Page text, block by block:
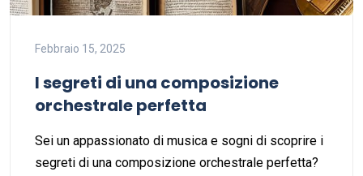
Febbraio 15, 2025
I segreti di una composizione
orchestrale perfetta
Sei un appassionato di musica e sogni di scoprire i
segreti di una composizione orchestrale perfetta?